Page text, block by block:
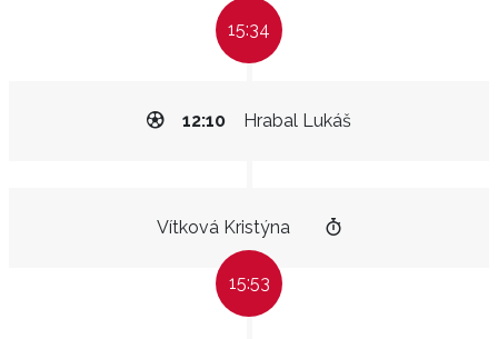
15:34
Hrabal Lukáš
12:10
Vítková Kristýna
15:53